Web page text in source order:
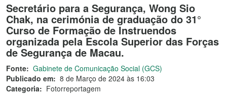
Secretário para a Segurança, Wong Sio
Chak, na cerimónia de graduação do 31°
Curso de Formação de Instruendos
organizada pela Escola Superior das Forças
de Segurança de Macau.
Fonte: Gabinete de Comunicação Social (GCS)
Publicado em: 8 de Março de 2024 às 16:03
Categoria: Fotorreportagem